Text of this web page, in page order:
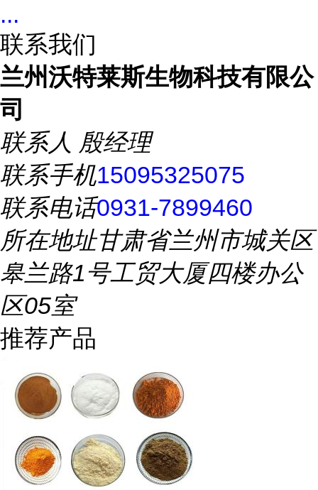
...
联系我们
兰州沃特莱斯生物科技有限公
司
联系人 殷经理
联系手机15095325075
联系电话0931-7899460
所在地址甘肃省兰州市城关区
皋兰路1号工贸大厦四楼办公
区05室
推荐产品